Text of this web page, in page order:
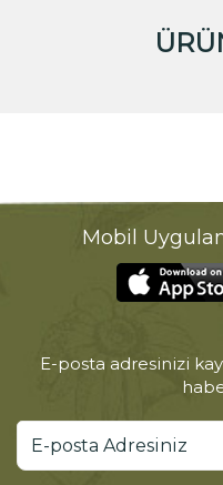
Mobil
E-posta adresinizi